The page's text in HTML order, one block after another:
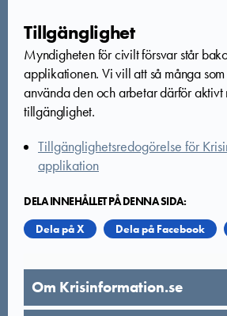
Tillgänglighet
Myndigheten för civilt försvar står
applikationen.Vi vill att så många
använda den och arbetar därför aktivt
tillgänglighet.
Tillgänglighetsredogörelse för
applikation
DELA INNEHÅLLET PÅ DENNA SIDA:
Dela på X
Dela på Facebook
Om Krisinformation.se